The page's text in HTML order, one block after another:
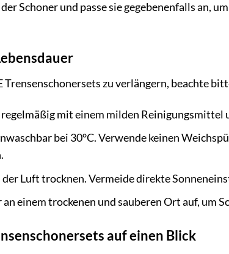
Schoner und passe sie gegebenenfalls an,
Trensenschonersets zu verlängern, beachte
regelmäßig mit einem milden Reinigungsmittel
bei 30°C. Verwende keinen
der Luft trocknen. Vermeide direkte
an einem trockenen und sauberen Ort auf, um
auf einen Blick